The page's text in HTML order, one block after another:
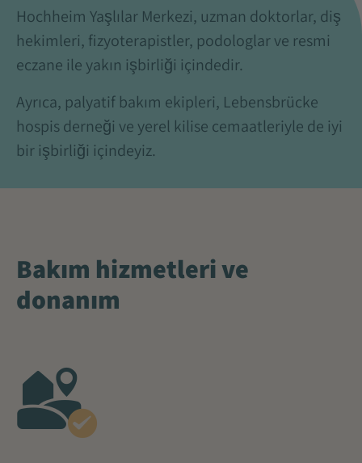
Hochheim Yaşlılar Merkezi, uzman doktorlar, diş
hekimleri, fizyoterapistler, podologlar ve resmi
eczane ile yakın işbirliği içindedir.
Ayrıca, palyatif bakım ekipleri, Lebensbrücke
hospis derneği ve yerel kilise cemaatleriyle de iyi
bir işbirliği içindeyiz.
Bakım hizmetleri ve
donanım